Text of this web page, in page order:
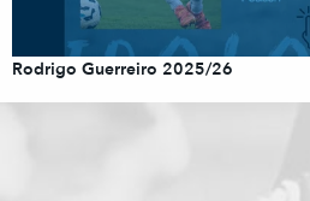
Rodrigo Guerreiro 2025/26